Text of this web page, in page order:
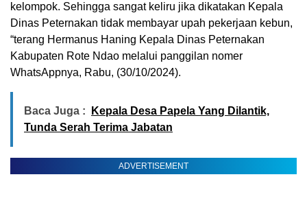
kelompok. Sehingga sangat keliru jika dikatakan Kepala
Dinas Peternakan tidak membayar upah pekerjaan kebun,
“terang Hermanus Haning Kepala Dinas Peternakan
Kabupaten Rote Ndao melalui panggilan nomer
WhatsAppnya, Rabu, (30/10/2024).
Baca Juga :
Kepala Desa Papela Yang Dilantik,
Tunda Serah Terima Jabatan
ADVERTISEMENT